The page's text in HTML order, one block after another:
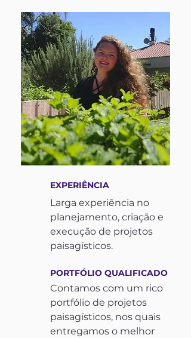
EXPERIÊNCIA
Larga experiência no
planejamento, criação e
execução de projetos
paisagísticos.
PORTFÓLIO QUALIFICADO
Contamos com um rico
portfólio de projetos
paisagísticos, nos quais
entregamos o melhor